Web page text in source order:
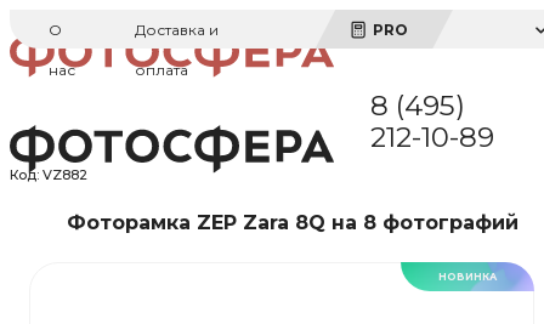
О
нас
Доставка и
оплата
PRO
8 (495)
212-10-89
Код: VZ882
НОВИНКА
Фоторамка ZEP Zara 8Q на 8 фотографий